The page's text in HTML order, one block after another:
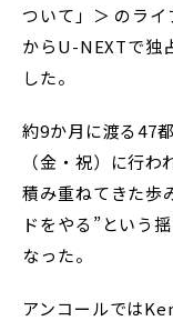
ついて」＞ のラ
からU-NEXTで独
した。
約9か月に渡る47
（金・祝）に行
積み重ねてきた歩
ドをやる”という
なった。
アンコールでは